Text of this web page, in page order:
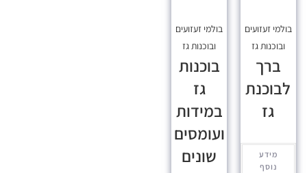
בולמי זעזועים
ובוכנות גז
ברך
לבוכנת
גז
מידע
נוסף
בולמי זעזועים
ובוכנות גז
בוכנות
גז
במידות
ועומסים
שונים